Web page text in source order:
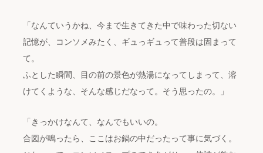
「なんていうかね、今まで生きてきた中で味わった切ない
記憶が、コンソメみたく、ギュっギュって普段は固まって
て。
ふとした瞬間、目の前の景色が熱湯になってしまって、溶
けてくような、そんな感じだなって。そう思ったの。」
「きっかけなんて、なんでもいいの。
合図が鳴ったら、ここはお鍋の中だったって事に気づく。